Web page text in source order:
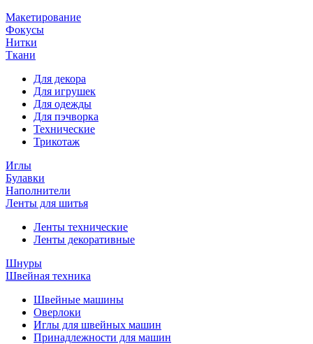
Макетирование
Фокусы
Нитки
Ткани
Для декора
Для игрушек
Для одежды
Для пэчворка
Технические
Трикотаж
Иглы
Булавки
Наполнители
Ленты для шитья
Ленты технические
Ленты декоративные
Шнуры
Швейная техника
Швейные машины
Оверлоки
Иглы для швейных машин
Принадлежности для машин